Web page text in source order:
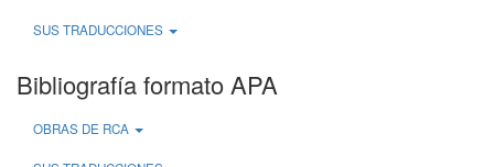
SUS TRADUCCIONES
Bibliografía formato APA
OBRAS DE RCA